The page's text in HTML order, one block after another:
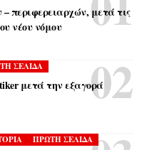
περιφερειαρχών, μετά τις
νέου νόμου
ΣΕΛΙΔΑ
μετά την εξαγορά
ΠΡΩΤΗ ΣΕΛΙΔΑ